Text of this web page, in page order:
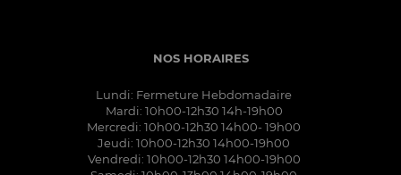
NOS HORAIRES
Lundi: Fermeture Hebdomadaire
Mardi: 10h00-12h30 14h-19h00
Mercredi: 10h00-12h30 14h00- 19h00
Jeudi: 10h00-12h30 14h00-19h00
Vendredi: 10h00-12h30 14h00-19h00